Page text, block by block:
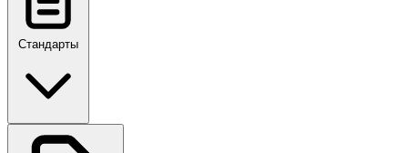
Стандарты
ГОСТ, ГОСТ Р, ПНСТ